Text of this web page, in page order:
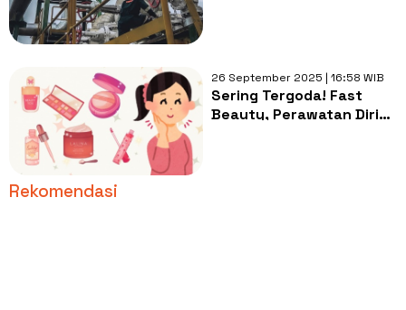
26 September 2025 | 16:58 WIB
Sering Tergoda! Fast
Beauty, Perawatan Diri
Rekomendasi